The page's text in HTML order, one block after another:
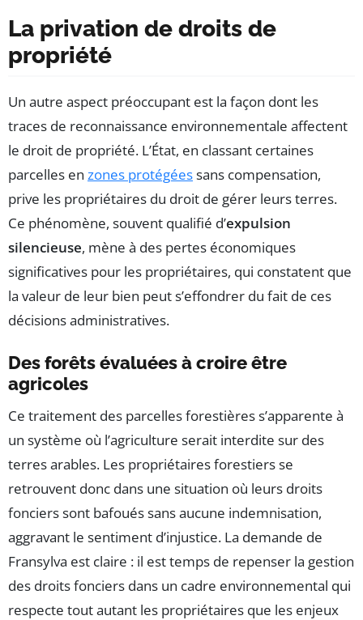
La privation de droits de
propriété
Un autre aspect préoccupant est la façon dont les
traces de reconnaissance environnementale affectent
le droit de propriété. L’État, en classant certaines
parcelles en zones protégéessans compensation,
prive les propriétaires du droit de gérer leurs terres.
Ce phénomène, souvent qualifié d’expulsion
silencieuse, mène à des pertes économiques
significatives pour les propriétaires, qui constatent que
la valeur de leur bien peut s’effondrer du fait de ces
décisions administratives.
Des forêts évaluées à croire être
agricoles
Ce traitement des parcelles forestières s’apparente à
un système où l’agriculture serait interdite sur des
terres arables. Les propriétaires forestiers se
retrouvent donc dans une situation où leurs droits
fonciers sont bafoués sans aucune indemnisation,
aggravant le sentiment d’injustice. La demande de
Fransylva est claire : il est temps de repenser la gestion
des droits fonciers dans un cadre environnemental qui
respecte tout autant les propriétaires que les enjeux